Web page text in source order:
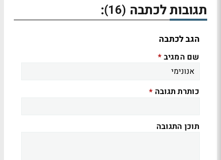
תגובות לכתבה (16)
:
הגב לכתבה
שם המגיב *
כותרת תגובה *
תוכן התגובה